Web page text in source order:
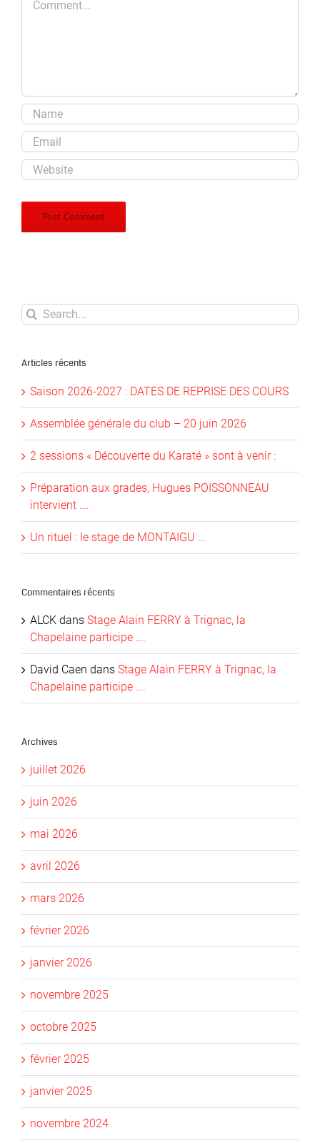
Search
for:
Articles récents
Saison 2026-2027 : DATES DE REPRISE DES COURS
Assemblée générale du club – 20 juin 2026
2 sessions « Découverte du Karaté » sont à venir :
Préparation aux grades, Hugues POISSONNEAU
intervient ….
Un rituel : le stage de MONTAIGU …
Commentaires récents
ALCK dans Stage Alain FERRY à Trignac, la
Chapelaine participe ….
David Caen dans Stage Alain FERRY à Trignac, la
Chapelaine participe ….
Archives
juillet 2026
juin 2026
mai 2026
avril 2026
mars 2026
février 2026
janvier 2026
novembre 2025
octobre 2025
février 2025
janvier 2025
novembre 2024